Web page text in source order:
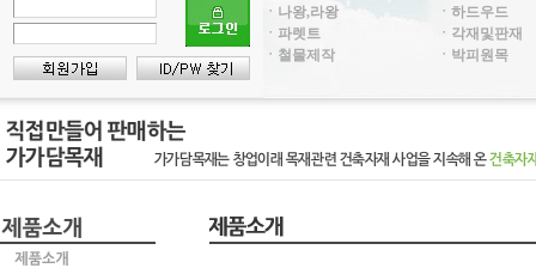
ㆍ나왕,라왕
ㆍ하드우드
ㆍ파렛트
ㆍ각재및판재
ㆍ철물제작
ㆍ박피원목